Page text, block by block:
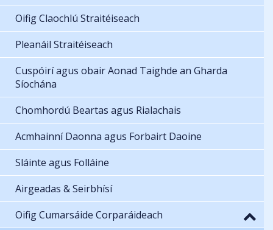
Oifig Claochlú Straitéiseach
Pleanáil Straitéiseach
Cuspóirí agus obair Aonad Taighde an Gharda
Síochána
Chomhordú Beartas agus Rialachais
Acmhainní Daonna agus Forbairt Daoine
Sláinte agus Folláine
Airgeadas & Seirbhísí
Oifig Cumarsáide Corparáideach